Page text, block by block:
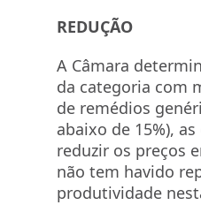
REDUÇÃO
A Câmara
da categoria com
de remédios
abaixo de 15%),
reduzir os preços
não tem havido
produtividade